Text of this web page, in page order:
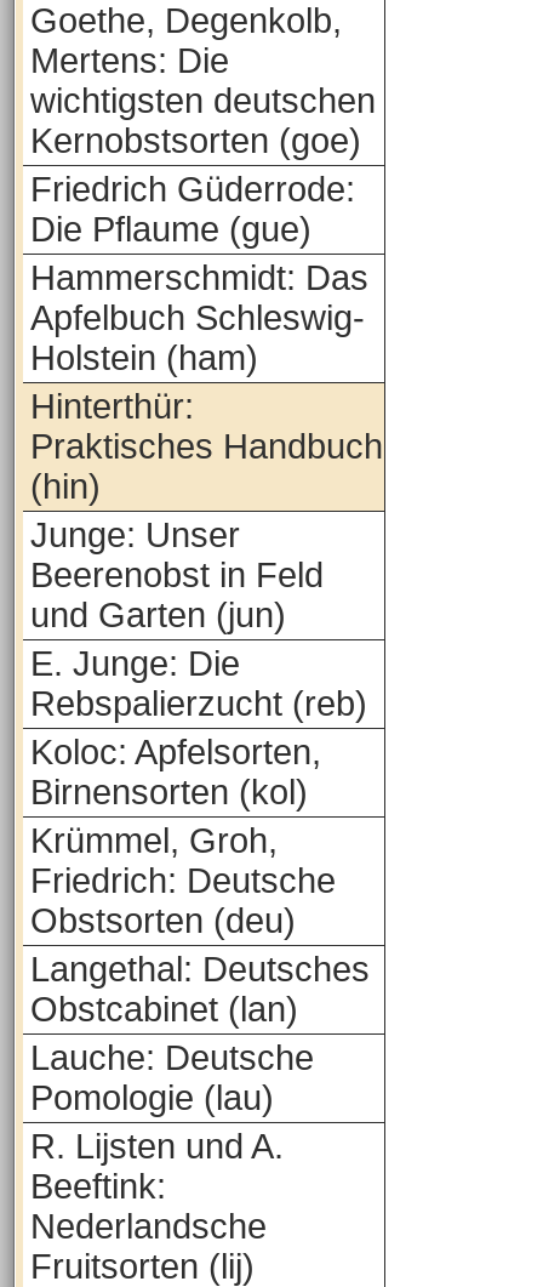
Goethe, Degenkolb,
Mertens: Die
wichtigsten deutschen
Kernobstsorten (goe)
Friedrich Güderrode:
Die Pflaume (gue)
Hammerschmidt: Das
Apfelbuch Schleswig-
Holstein (ham)
Hinterthür:
Praktisches Handbuch
(hin)
Junge: Unser
Beerenobst in Feld
und Garten (jun)
E. Junge: Die
Rebspalierzucht (reb)
Koloc: Apfelsorten,
Birnensorten (kol)
Krümmel, Groh,
Friedrich: Deutsche
Obstsorten (deu)
Langethal: Deutsches
Obstcabinet (lan)
Lauche: Deutsche
Pomologie (lau)
R. Lijsten und A.
Beeftink:
Nederlandsche
Fruitsorten (lij)